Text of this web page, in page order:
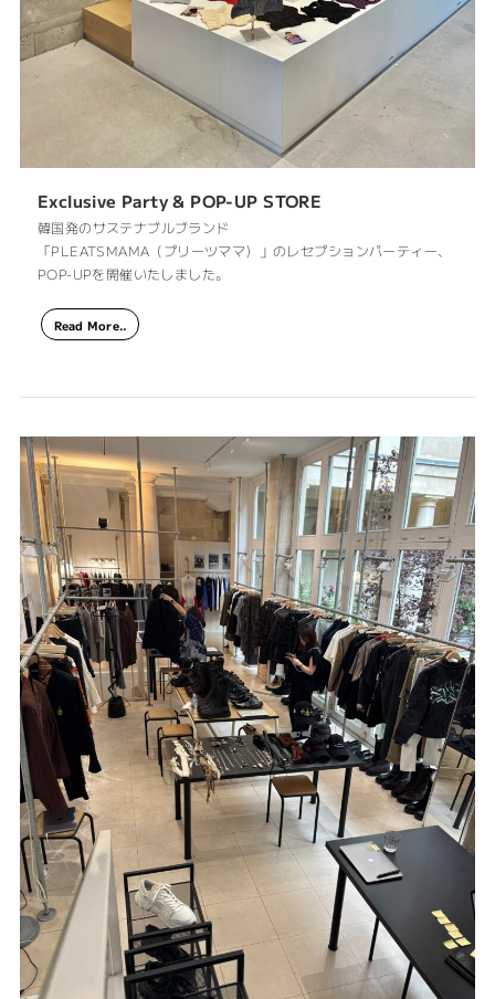
Exclusive Party & POP-UP STORE
韓国発のサステナブルブランド
「PLEATSMAMA（プリーツママ）」のレセプションパーティー、
POP-UPを開催いたしました。
Read More..